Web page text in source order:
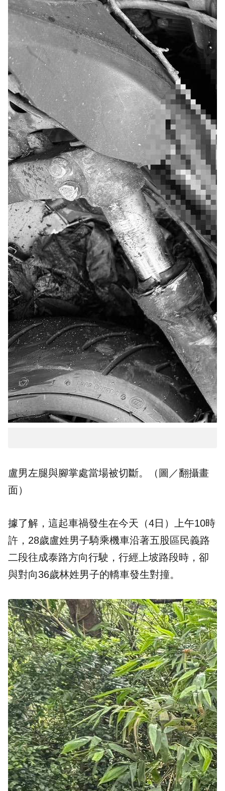
盧男左腿與腳掌處當場被切斷。（圖／翻攝畫
面）
據了解，這起車禍發生在今天（4日）上午10時
許，28歲盧姓男子騎乘機車沿著五股區民義路
二段往成泰路方向行駛，行經上坡路段時，卻
與對向36歲林姓男子的轎車發生對撞。